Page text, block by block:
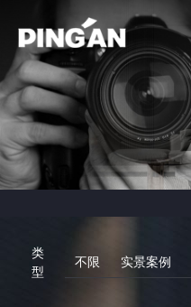
类
型
不限 实景案例